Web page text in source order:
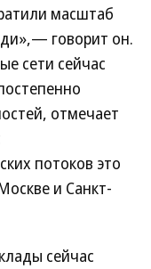
масштаб
говорит он.
сети сейчас
отмечает
потоков это
и Санкт-
сейчас